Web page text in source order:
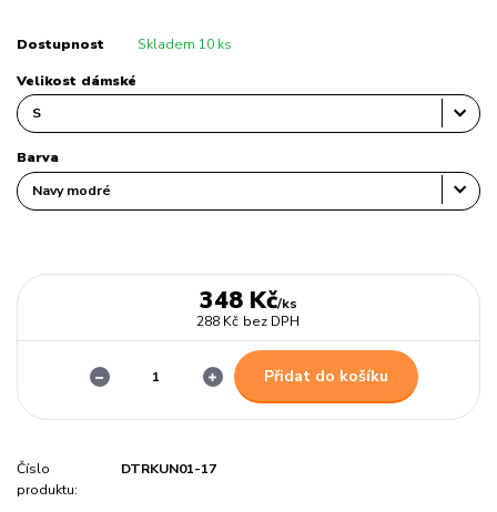
Dostupnost Skladem 10 ks
Velikost dámské
Barva
348 Kč/ks
288 Kč bez DPH
Přidat do košíku
Číslo
produktu:
DTRKUN01-17